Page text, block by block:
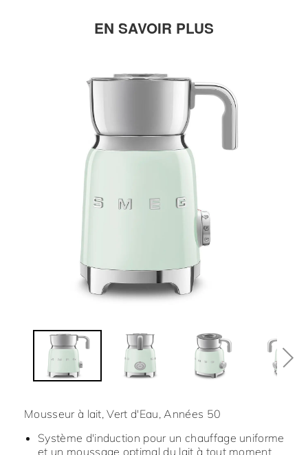
EN SAVOIR PLUS
Mousseur à lait, Vert d'Eau, Années 50
Système d'induction pour un chauffage uniforme
et un moussage optimal du lait à tout moment